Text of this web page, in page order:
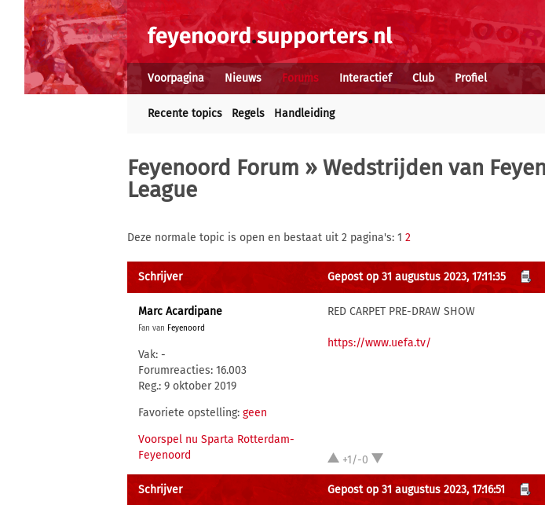
Voorpagina Nieuws Forums Interactief Club Profiel
Recente topics Regels Handleiding
Feyenoord Forum » Wedstrijden van
League
Deze normale topic is open en bestaat uit 2 pagina's: 1 2
Schrijver Gepost op 31 augustus 2023, 17:11:35
Marc Acardipane
Fan van Feyenoord
Vak: -
Forumreacties: 16.003
Reg.: 9 oktober 2019
Favoriete opstelling: geen
Voorspel nu Sparta Rotterdam-
Feyenoord
RED CARPET PRE-DRAW SHOW
https://www.uefa.tv/
+1/-0
Schrijver Gepost op 31 augustus 2023, 17:16:51